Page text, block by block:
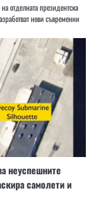
отделната президентска
нови съвременни
неуспешните
самолети и